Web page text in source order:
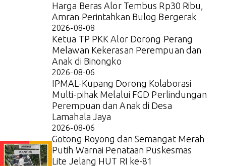
Harga Beras Alor Tembus Rp30 Ribu,
Amran Perintahkan Bulog Bergerak
2026-08-08
Ketua TP PKK Alor Dorong Perang
Melawan Kekerasan Perempuan dan
Anak di Binongko
2026-08-06
IPMAL-Kupang Dorong Kolaborasi
Multi-pihak Melalui FGD Perlindungan
Perempuan dan Anak di Desa
Lamahala Jaya
2026-08-06
Gotong Royong dan Semangat Merah
Putih Warnai Penataan Puskesmas
Lite Jelang HUT RI ke-81